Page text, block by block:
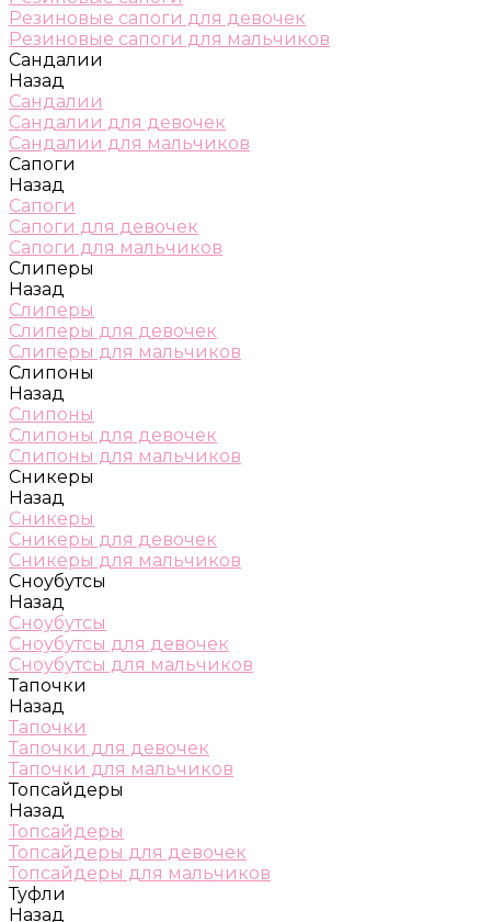
Резиновые сапоги для девочек
Резиновые сапоги для мальчиков
Сандалии
Назад
Сандалии
Сандалии для девочек
Сандалии для мальчиков
Сапоги
Назад
Сапоги
Сапоги для девочек
Сапоги для мальчиков
Слиперы
Назад
Слиперы
Слиперы для девочек
Слиперы для мальчиков
Слипоны
Назад
Слипоны
Слипоны для девочек
Слипоны для мальчиков
Сникеры
Назад
Сникеры
Сникеры для девочек
Сникеры для мальчиков
Сноубутсы
Назад
Сноубутсы
Сноубутсы для девочек
Сноубутсы для мальчиков
Тапочки
Назад
Тапочки
Тапочки для девочек
Тапочки для мальчиков
Топсайдеры
Назад
Топсайдеры
Топсайдеры для девочек
Топсайдеры для мальчиков
Туфли
Назад